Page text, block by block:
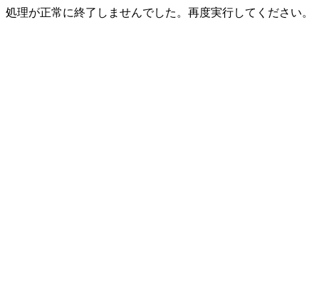
処理が正常に終了しませんでした。再度実行してください。